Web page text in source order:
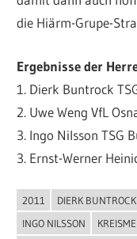
die Hiärm-Grupe-
Ergebnisse der
1. Dierk Buntrock
2. Uwe Weng VfL
3. Ingo Nilsson TSG
3. Ernst-Werner
ALLGEMEIN
2011 DIERK BUNTROCK
INGO NILSSON